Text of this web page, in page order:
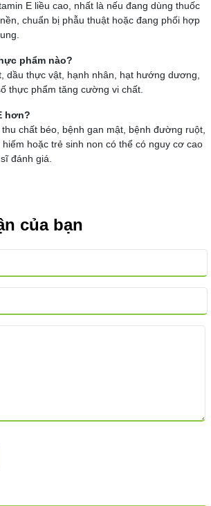
E liều cao, nhất là nếu đang dùng thuốc
chuẩn bị phẫu thuật hoặc đang phối hợp
phẩm nào?
dầu thực vật, hạnh nhân, hạt hướng dương,
thực phẩm tăng cường vi chất.
hơn?
chất béo, bệnh gan mật, bệnh đường ruột,
hoặc trẻ sinh non có thể có nguy cơ cao
đánh giá.
của bạn